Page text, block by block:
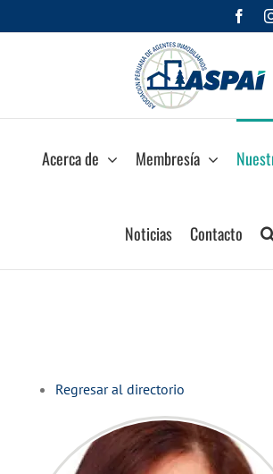
al
Acerca de Membresía
Noticias Contacto
Regresar al directorio